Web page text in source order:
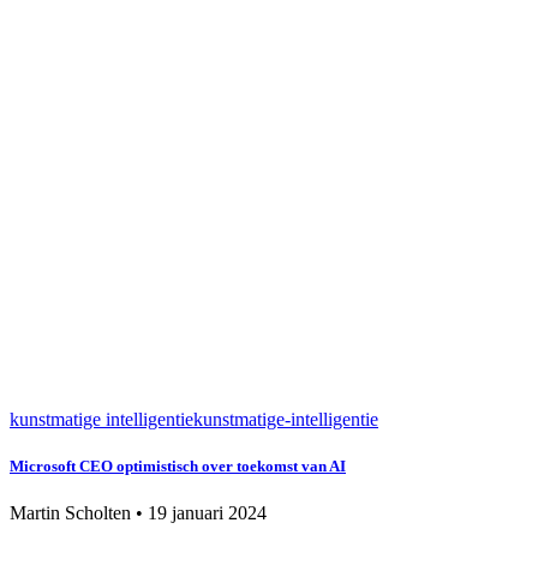
kunstmatige intelligentiekunstmatige-intelligentie
Microsoft CEO optimistisch over toekomst van AI
Martin Scholten • 19 januari 2024